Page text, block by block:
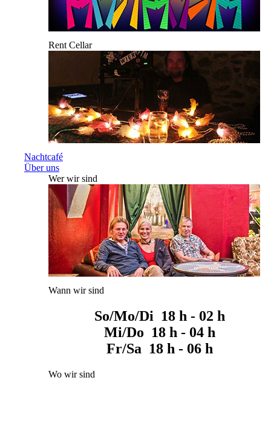
Rent Cellar
Nachtcafé
Über uns
Wer wir sind
Wann wir sind
So/Mo/Di 18 h - 02 h
Mi/Do 18 h - 04 h
Fr/Sa 18 h - 06 h
Wo wir sind